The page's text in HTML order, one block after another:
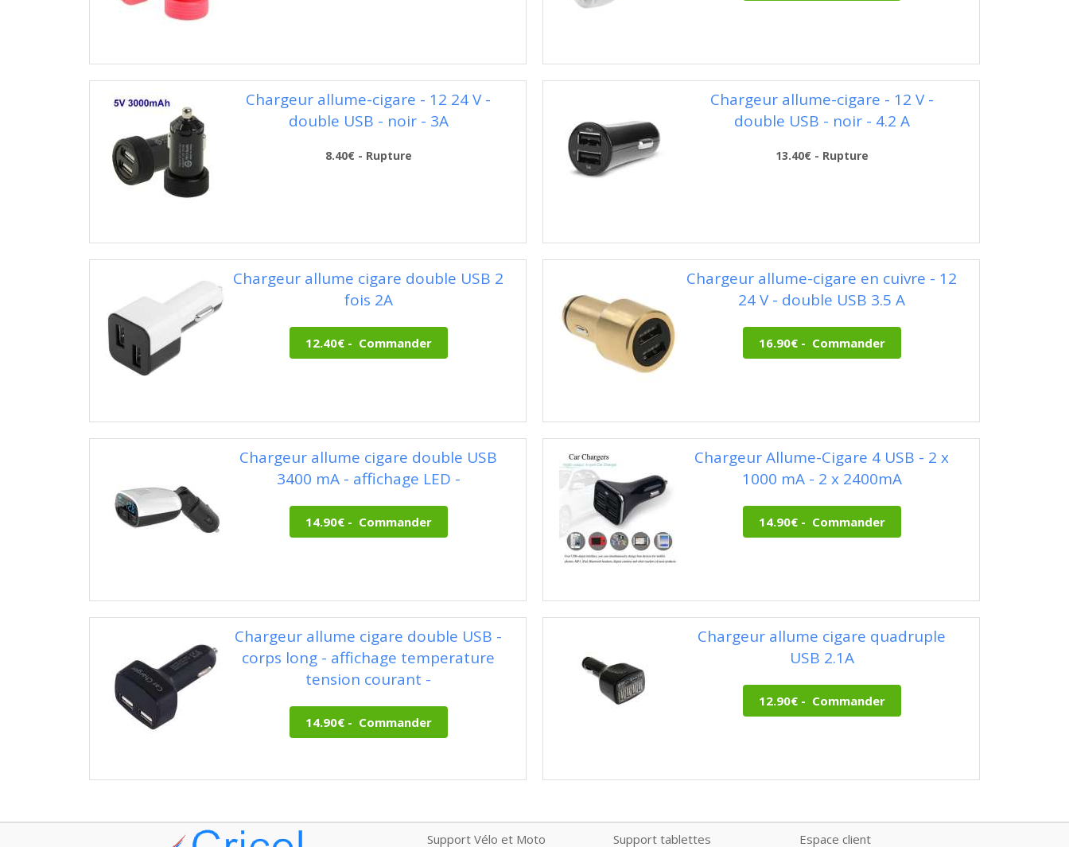
Chargeur allume-cigare - 12 24 V -
double USB - noir - 3A
8.40€ - Rupture
Chargeur allume-cigare - 12 V -
double USB - noir - 4.2 A
13.40€ - Rupture
Chargeur allume cigare double USB 2
fois 2A
Chargeur allume-cigare en cuivre - 12
24 V - double USB 3.5 A
Chargeur allume cigare double USB
3400 mA - affichage LED -
Chargeur Allume-Cigare 4 USB - 2 x
1000 mA - 2 x 2400mA
Chargeur allume cigare double USB -
corps long - affichage temperature
tension courant -
Chargeur allume cigare quadruple
USB 2.1A
Support Vélo et Moto Support tablettes Espace client